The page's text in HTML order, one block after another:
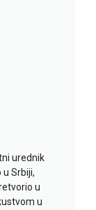
urednik
Srbiji,
u
u